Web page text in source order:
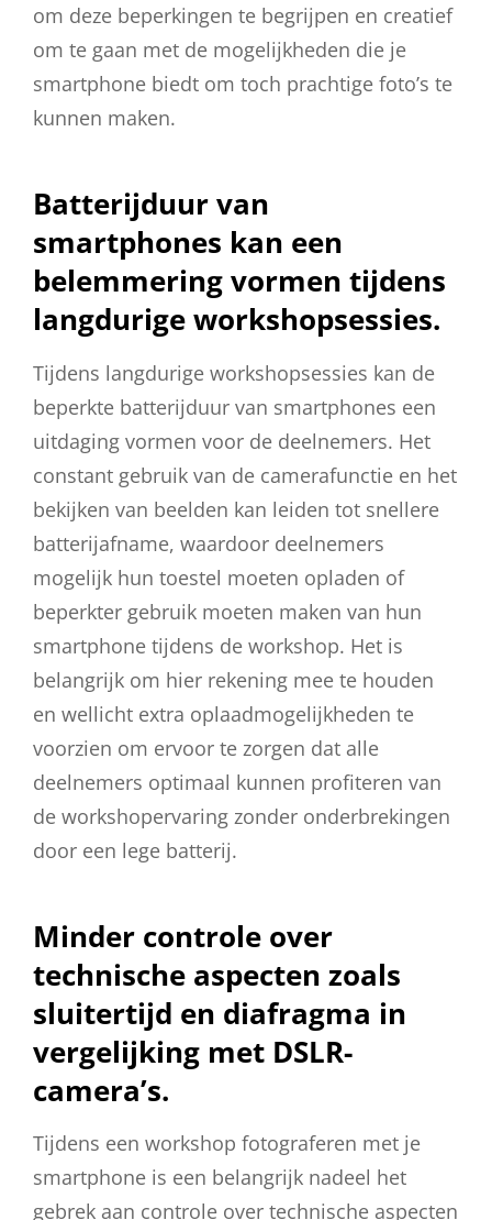
om deze beperkingen te begrijpen en creatief
om te gaan met de mogelijkheden die je
smartphone biedt om toch prachtige foto’s te
kunnen maken.
Batterijduur van
smartphones kan een
belemmering vormen tijdens
langdurige workshopsessies.
Tijdens langdurige workshopsessies kan de
beperkte batterijduur van smartphones een
uitdaging vormen voor de deelnemers. Het
constant gebruik van de camerafunctie en het
bekijken van beelden kan leiden tot snellere
batterijafname, waardoor deelnemers
mogelijk hun toestel moeten opladen of
beperkter gebruik moeten maken van hun
smartphone tijdens de workshop. Het is
belangrijk om hier rekening mee te houden
en wellicht extra oplaadmogelijkheden te
voorzien om ervoor te zorgen dat alle
deelnemers optimaal kunnen profiteren van
de workshopervaring zonder onderbrekingen
door een lege batterij.
Minder controle over
technische aspecten zoals
sluitertijd en diafragma in
vergelijking met DSLR-
camera’s.
Tijdens een workshop fotograferen met je
smartphone is een belangrijk nadeel het
gebrek aan controle over technische aspecten